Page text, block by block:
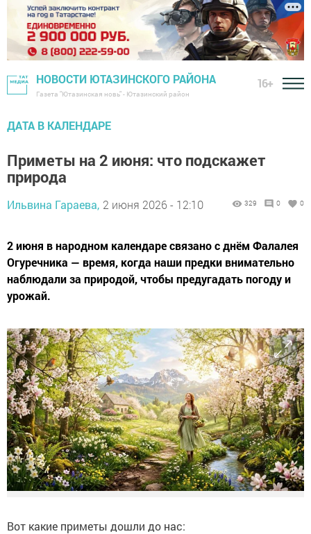
НОВОСТИ ЮТАЗИНСКОГО РАЙОНА
Газета "Ютазинская новь" - Ютазинский район
16+
ДАТА В КАЛЕНДАРЕ
Приметы на 2 июня: что подскажет
природа
Ильвина Гараева, 2 июня 2026 - 12:10 329 0 0
2 июня в народном календаре связано с днём Фалалея
Огуречника — время, когда наши предки внимательно
наблюдали за природой, чтобы предугадать погоду и
урожай.
Вот какие приметы дошли до нас: